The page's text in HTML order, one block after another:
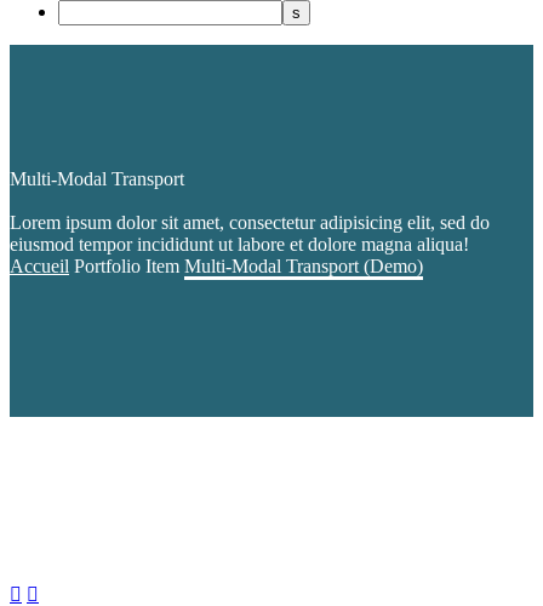
Multi-Modal Transport
Lorem ipsum dolor sit amet, consectetur adipisicing elit, sed do
eiusmod tempor incididunt ut labore et dolore magna aliqua!
Accueil Portfolio Item Multi-Modal Transport (Demo)
 